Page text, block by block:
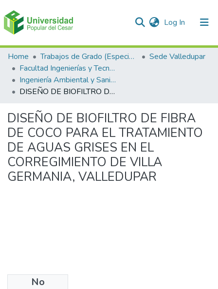
Log In (current)
Communities & Collections
All of DSpace
Statistics
Home Trabajos de Grado (Especializaciones y Pregrados)
Sede Valledupar
Facultad Ingenierías y Tecnologías
Ingeniería Ambiental y Sanitaria.
DISEÑO DE BIOFILTRO DE FIBRA DE COCO PARA EL TRATAMIENTO DE AGUAS GRISES EN EL CORREGIMIENTO DE VILLA GERMANIA, VALLEDUPAR
DISEÑO DE BIOFILTRO DE FIBRA
DE COCO PARA EL TRATAMIENTO
DE AGUAS GRISES EN EL
CORREGIMIENTO DE VILLA
GERMANIA, VALLEDUPAR
No